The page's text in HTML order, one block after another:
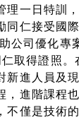
理一日特訓
同仁接受國
公司優化專
取得證照。
新進人員及
，進階課程
不僅是技術